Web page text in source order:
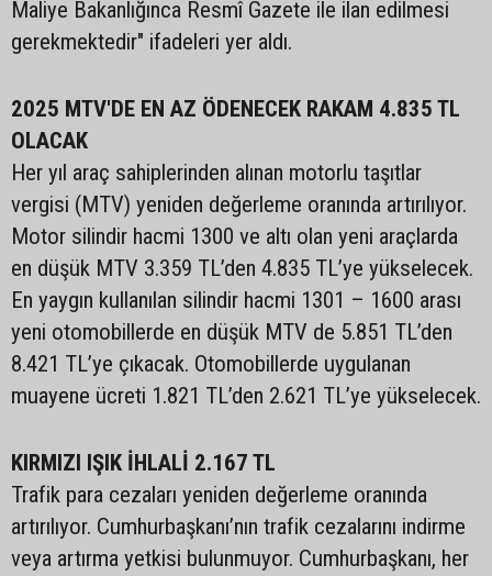
Maliye Bakanlığınca Resmî Gazete ile ilan edilmesi
gerekmektedir" ifadeleri yer aldı.
2025 MTV'DE EN AZ ÖDENECEK RAKAM 4.835 TL
OLACAK
Her yıl araç sahiplerinden alınan motorlu taşıtlar
vergisi (MTV) yeniden değerleme oranında artırılıyor.
Motor silindir hacmi 1300 ve altı olan yeni araçlarda
en düşük MTV 3.359 TL’den 4.835 TL’ye yükselecek.
En yaygın kullanılan silindir hacmi 1301 – 1600 arası
yeni otomobillerde en düşük MTV de 5.851 TL’den
8.421 TL’ye çıkacak. Otomobillerde uygulanan
muayene ücreti 1.821 TL’den 2.621 TL’ye yükselecek.
KIRMIZI IŞIK İHLALİ 2.167 TL
Trafik para cezaları yeniden değerleme oranında
artırılıyor. Cumhurbaşkanı’nın trafik cezalarını indirme
veya artırma yetkisi bulunmuyor. Cumhurbaşkanı, her